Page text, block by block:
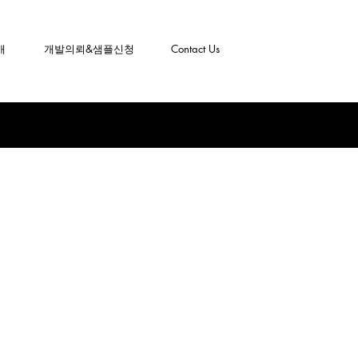
개발의뢰&샘플신청 Contact Us